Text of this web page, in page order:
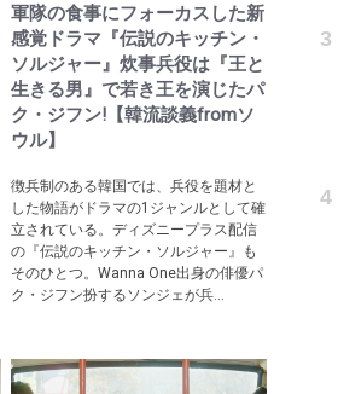
軍隊の食事にフォーカスした新
感覚ドラマ『伝説のキッチン・
ソルジャー』炊事兵役は『王と
生きる男』で若き王を演じたパ
ク・ジフン!【韓流談義fromソ
ウル】
徴兵制のある韓国では、兵役を題材と
した物語がドラマの1ジャンルとして確
立されている。ディズニープラス配信
の『伝説のキッチン・ソルジャー』も
そのひとつ。Wanna One出身の俳優パ
ク・ジフン扮するソンジェが兵...